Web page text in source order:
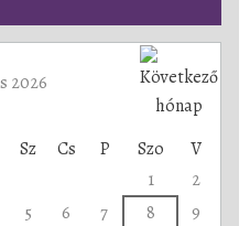
2026
Sz Cs P Szo
V
1
2
5 6 7 8
9